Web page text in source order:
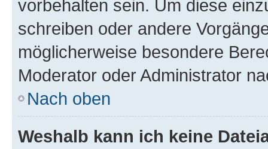
vorbehalten sein. Um diese
schreiben oder andere
möglicherweise besondere
Moderator oder Administrator
Nach oben
Weshalb kann ich keine